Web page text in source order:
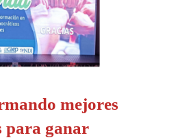
mejores
para ganar